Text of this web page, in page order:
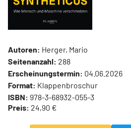
Autoren: Herger, Mario
Seitenanzahl: 288
Erscheinungstermin: 04.06.2026
Format: Klappenbroschur
ISBN: 978-3-68932-055-3
Preis: 24,90 €